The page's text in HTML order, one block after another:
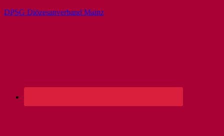
DPSG Diözesanverband Mainz